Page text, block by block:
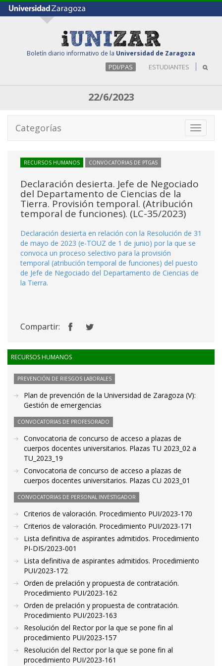
Boletín diario informativo de la Universidad de Zaragoza
PDI/PAS ESTUDIANTES
22/6/2023
Toggle
Categorías
RECURSOS HUMANOS CONVOCATORIAS DE PTGAS
Declaración desierta. Jefe de Negociado
del Departamento de Ciencias de la
Tierra. Provisión temporal. (Atribución
temporal de funciones). (LC-35/2023)
Declaración desierta en relación con la Resolución de 31
de mayo de 2023 (e-TOUZ de 1 de junio) por la que se
convoca un proceso selectivo para la provisión
temporal (atribución temporal de funciones) del puesto
de Jefe de Negociado del Departamento de Ciencias de
la Tierra.
Compartir:
RECURSOS HUMANOS
PREVENCIÓN DE RIESGOS LABORALES
Plan de prevención de la Universidad de Zaragoza (V):
Gestión de emergencias
CONVOCATORIAS DE PROFESORADO
Convocatoria de concurso de acceso a plazas de
cuerpos docentes universitarios. Plazas TU 2023_02 a
TU_2023_19
Convocatoria de concurso de acceso a plazas de
cuerpos docentes universitarios. Plazas CU 2023_01
CONVOCATORIAS DE PERSONAL INVESTIGADOR
Criterios de valoración. Procedimiento PUI/2023-170
Criterios de valoración. Procedimiento PUI/2023-171
Lista definitiva de aspirantes admitidos. Procedimiento
PI-DIS/2023-001
Lista definitiva de aspirantes admitidos. Procedimiento
PUI/2023-172
Orden de prelación y propuesta de contratación.
Procedimiento PUI/2023-162
Orden de prelación y propuesta de contratación.
Procedimiento PUI/2023-163
Resolución del Rector por la que se pone fin al
procedimiento PUI/2023-157
Resolución del Rector por la que se pone fin al
procedimiento PUI/2023-161